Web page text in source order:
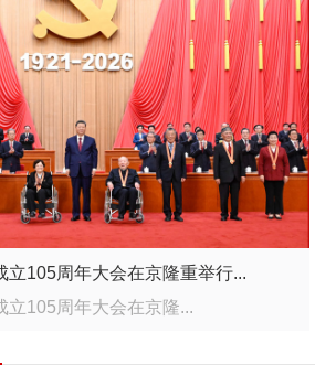
立105周年大会在京隆重举行...
立105周年大会在京隆...